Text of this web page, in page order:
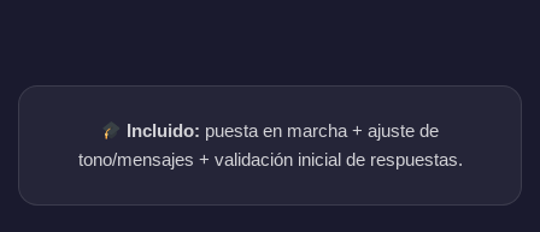
Incluido: puesta en marcha + ajuste de
tono/mensajes + validación inicial de respuestas.